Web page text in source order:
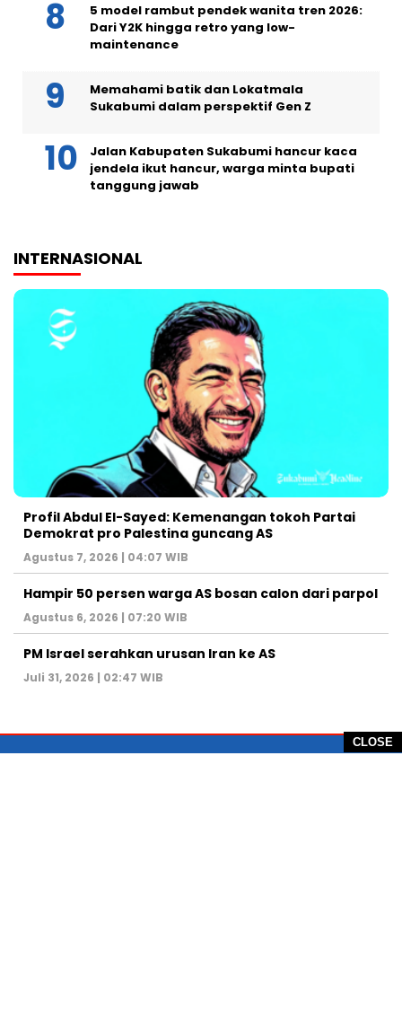
CLOSE
5 model rambut pendek wanita tren 2026:
Dari Y2K hingga retro yang low-
maintenance
Memahami batik dan Lokatmala
Sukabumi dalam perspektif Gen Z
Jalan Kabupaten Sukabumi hancur kaca
jendela ikut hancur, warga minta bupati
tanggung jawab
INTERNASIONAL
Profil Abdul El-Sayed: Kemenangan tokoh Partai
Demokrat pro Palestina guncang AS
Agustus 7, 2026 | 04:07 WIB
Hampir 50 persen warga AS bosan calon dari parpol
Agustus 6, 2026 | 07:20 WIB
PM Israel serahkan urusan Iran ke AS
Juli 31, 2026 | 02:47 WIB